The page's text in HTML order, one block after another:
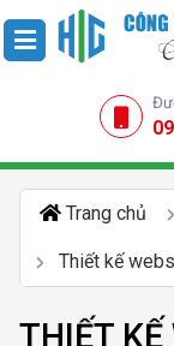
Trang chủ
Thiết kế
THIẾT